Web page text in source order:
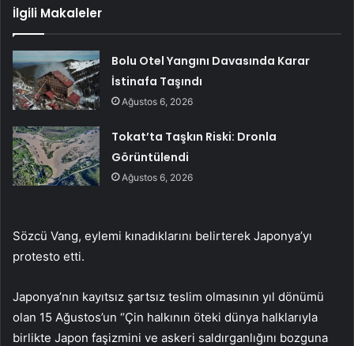
İlgili Makaleler
Bolu Otel Yangını Davasında Karar
İstinafa Taşındı
Ağustos 6, 2026
Tokat’ta Taşkın Riski: Dronla
Görüntülendi
Ağustos 6, 2026
Sözcü Vang, eylemi kınadıklarını belirterek Japonya’yı
protesto etti.
Japonya’nın kayıtsız şartsız teslim olmasının yıl dönümü
olan 15 Ağustos’un “Çin halkının öteki dünya halklarıyla
birlikte Japon faşizmini ve askeri saldırganlığını bozguna